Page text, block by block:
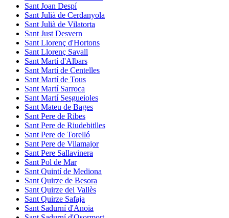
Sant Joan Despí
Sant Julià de Cerdanyola
Sant Julià de Vilatorta
Sant Just Desvern
Sant Llorenç d'Hortons
Sant Llorenç Savall
Sant Martí d'Albars
Sant Martí de Centelles
Sant Martí de Tous
Sant Martí Sarroca
Sant Martí Sesgueioles
Sant Mateu de Bages
Sant Pere de Ribes
Sant Pere de Riudebitlles
Sant Pere de Torelló
Sant Pere de Vilamajor
Sant Pere Sallavinera
Sant Pol de Mar
Sant Quintí de Mediona
Sant Quirze de Besora
Sant Quirze del Vallès
Sant Quirze Safaja
Sant Sadurní d'Anoia